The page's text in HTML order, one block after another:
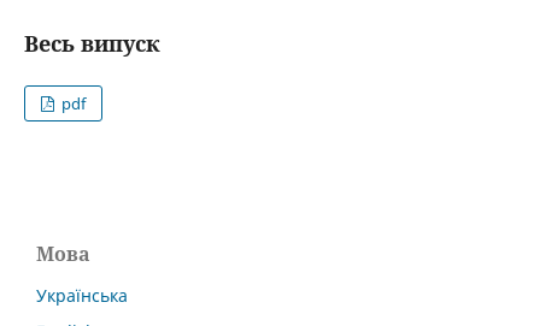
Весь випуск
pdf
Мова
Українська